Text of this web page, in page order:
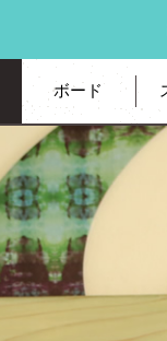
ボード